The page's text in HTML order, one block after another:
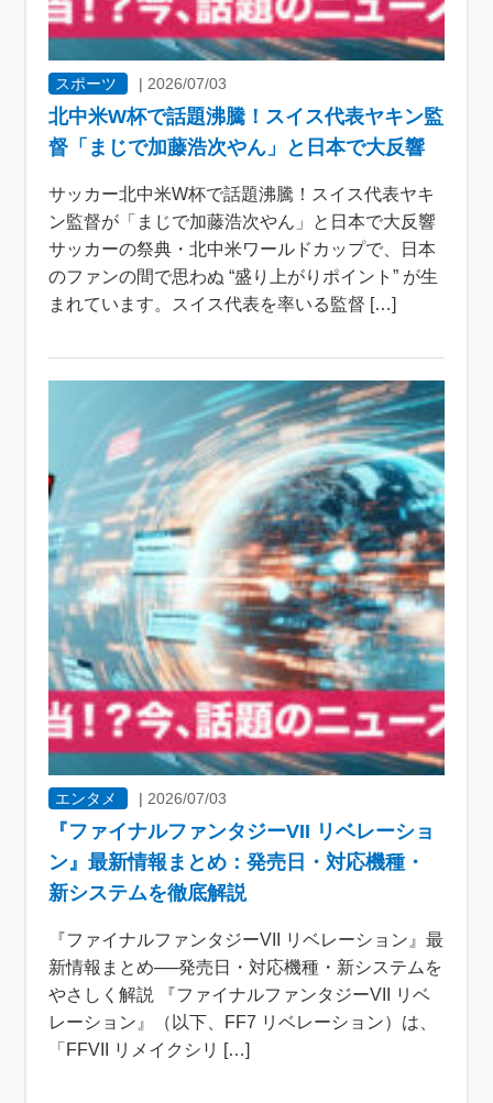
スポーツ |2026/07/03
北中米W杯で話題沸騰！スイス代表ヤキン監
督「まじで加藤浩次やん」と日本で大反響
サッカー北中米W杯で話題沸騰！スイス代表ヤキ
ン監督が「まじで加藤浩次やん」と日本で大反響
サッカーの祭典・北中米ワールドカップで、日本
のファンの間で思わぬ “盛り上がりポイント” が生
まれています。スイス代表を率いる監督 […]
エンタメ |2026/07/03
『ファイナルファンタジーVII リベレーショ
ン』最新情報まとめ：発売日・対応機種・
新システムを徹底解説
『ファイナルファンタジーVII リベレーション』最
新情報まとめ──発売日・対応機種・新システムを
やさしく解説 『ファイナルファンタジーVII リベ
レーション』（以下、FF7 リベレーション）は、
「FFVII リメイクシリ […]